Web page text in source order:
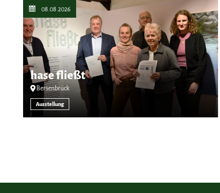
08.08.2026
hase fließt
Bersenbrück
Ausstellung